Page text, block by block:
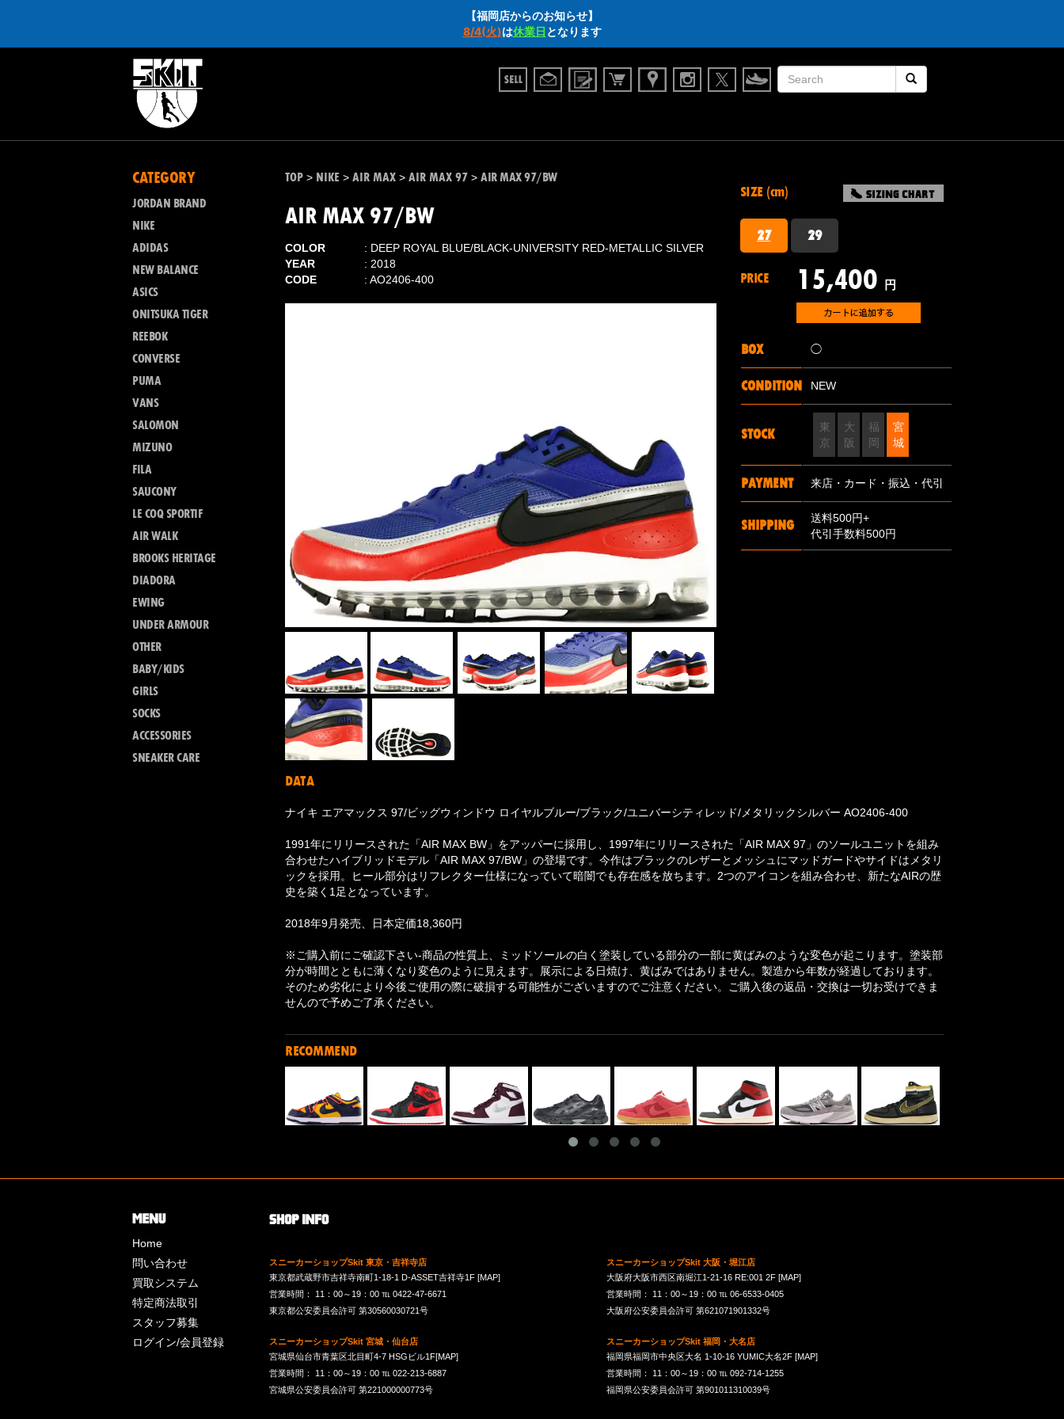
【福岡店からのお知らせ】
8/4(火)は休業日 となります
履かなくなったスニーカー買取します。
CATEGORY
JORDAN BRAND
NIKE
ADIDAS
NEW BALANCE
ASICS
ONITSUKA TIGER
REEBOK
CONVERSE
PUMA
VANS
SALOMON
MIZUNO
FILA
SAUCONY
LE COQ SPORTIF
AIR WALK
BROOKS HERITAGE
DIADORA
EWING
UNDER ARMOUR
OTHER
BABY/KIDS
GIRLS
SOCKS
ACCESSORIES
SNEAKER CARE
TOP > NIKE > AIR MAX > AIR MAX 97 > AIR MAX 97/BW
AIR MAX 97/BW
COLOR
DEEP ROYAL BLUE/BLACK-UNIVERSITY RED-METALLIC SILVER
YEAR
2018
CODE
AO2406-400
SIZE (cm)
27 29
PRICE 15,400 円
BOX ◯
CONDITION NEW
STOCK
東
京
大
阪
福
岡
宮
城
PAYMENT 来店・カード・振込・代引
SHIPPING
送料500円+
代引手数料500円
DATA
ナイキ エアマックス 97/ビッグウィンドウ ロイヤルブルー/ブラック/ユニバーシティレッド/メタリックシルバー AO2406-400
1991年にリリースされた「AIR MAX BW」をアッパーに採用し、1997年にリリースされた「AIR MAX 97」のソールユニットを組み
合わせたハイブリッドモデル「AIR MAX 97/BW」の登場です。今作はブラックのレザーとメッシュにマッドガードやサイドはメタリ
ックを採用。ヒール部分はリフレクター仕様になっていて暗闇でも存在感を放ちます。2つのアイコンを組み合わせ、新たなAIRの歴
史を築く1足となっています。
2018年9月発売、日本定価18,360円
※ご購入前にご確認下さい-商品の性質上、ミッドソールの白く塗装している部分の一部に黄ばみのような変色が起こります。塗装部
分が時間とともに薄くなり変色のように見えます。展示による日焼け、黄ばみではありません。製造から年数が経過しております。
そのため劣化により今後ご使用の際に破損する可能性がございますのでご注意ください。ご購入後の返品・交換は一切お受けできま
せんので予めご了承ください。
RECOMMEND
Home
問い合わせ
買取システム
特定商法取引
スタッフ募集
ログイン/会員登録
スニーカーショップSkit 東京・吉祥寺店
東京都武蔵野市吉祥寺南町1-18-1 D-ASSET吉祥寺1F[MAP]
営業時間： 11：00～19：00 ℡ 0422-47-6671
東京都公安委員会許可 第30560030721号
スニーカーショップSkit 大阪・堀江店
大阪府大阪市西区南堀江1-21-16 RE:001 2F [MAP]
営業時間： 11：00～19：00 ℡ 06-6533-0405
大阪府公安委員会許可 第621071901332号
スニーカーショップSkit 宮城・仙台店
宮城県仙台市青葉区北目町4-7 HSGビル1F[MAP]
営業時間： 11：00～19：00 ℡ 022-213-6887
宮城県公安委員会許可 第221000000773号
スニーカーショップSkit 福岡・大名店
福岡県福岡市中央区大名 1-10-16 YUMIC大名2F [MAP]
営業時間： 11：00～19：00 ℡ 092-714-1255
福岡県公安委員会許可 第901011310039号